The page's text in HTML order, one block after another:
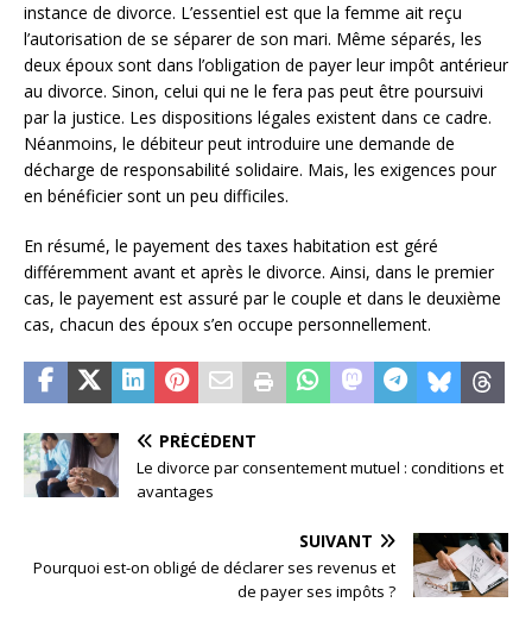
instance de divorce. L’essentiel est que la femme ait reçu
l’autorisation de se séparer de son mari. Même séparés, les
deux époux sont dans l’obligation de payer leur impôt antérieur
au divorce. Sinon, celui qui ne le fera pas peut être poursuivi
par la justice. Les dispositions légales existent dans ce cadre.
Néanmoins, le débiteur peut introduire une demande de
décharge de responsabilité solidaire. Mais, les exigences pour
en bénéficier sont un peu difficiles.
En résumé, le payement des taxes habitation est géré
différemment avant et après le divorce. Ainsi, dans le premier
cas, le payement est assuré par le couple et dans le deuxième
cas, chacun des époux s’en occupe personnellement.
PRÉCÉDENT
Le divorce par consentement mutuel : conditions et
avantages
SUIVANT
Pourquoi est-on obligé de déclarer ses revenus et
de payer ses impôts ?